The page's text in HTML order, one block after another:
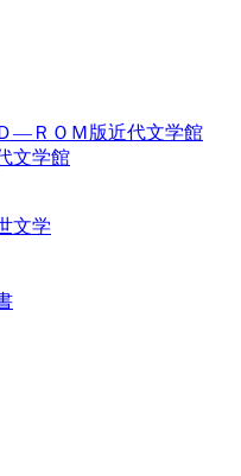
―ＲＯＭ版近代文学館
文学館
文学